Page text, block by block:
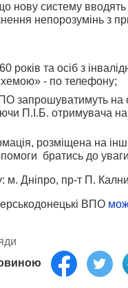
нову систему
непорозумінь з
років та осіб з
- по телефону;
запрошуватимуть на
П.І.Б. отримувача
розміщена на
братись до
м. Дніпро, пр-т П.
ВПО